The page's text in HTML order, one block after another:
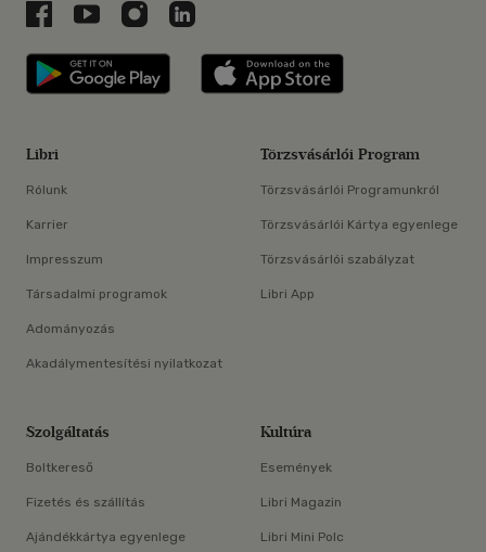
Libri a Facebookon
Libri a Youtube-on
Libri az Instagramon
Libri a LinkedInen
Libri applikáció Szerezd meg: Google
Libri
Rólunk
Karrier
Impresszum
Társadalmi programok
Adományozás
Akadálymentesítési nyilatkozat
Törzsvásárlói Program
Törzsvásárlói Programunkról
Törzsvásárlói Kártya egyenlege
Törzsvásárlói szabályzat
Libri App
Szolgáltatás
Boltkereső
Fizetés és szállítás
Ajándékkártya egyenlege
Kultúra
Események
Libri Magazin
Libri Mini Polc